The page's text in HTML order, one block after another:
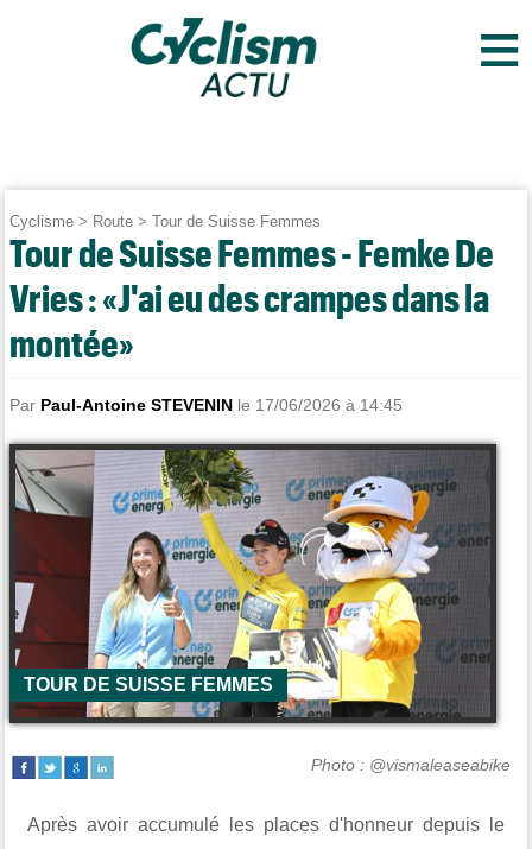
≡
Cyclisme > Route >Tour de Suisse Femmes
Tour de Suisse Femmes - Femke De
Vries : «J'ai eu des crampes dans la
montée»
Par Paul-Antoine STEVENIN le 17/06/2026 à 14:45
TOUR DE SUISSE FEMMES
Photo : @vismaleaseabike
Après avoir accumulé les places d'honneur depuis le